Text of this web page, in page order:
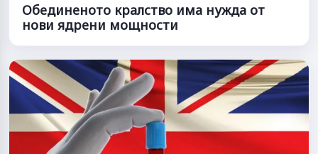
Обединеното кралство има нужда от
нови ядрени мощности